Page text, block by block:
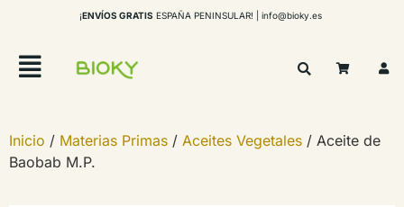
¡ENVÍOS GRATIS ESPAÑA PENINSULAR! | info@bioky.es
Inicio / Materias Primas / Aceites Vegetales / Aceite de
Baobab M.P.